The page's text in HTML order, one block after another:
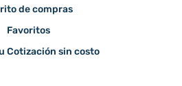
de compras
Favoritos
Cotización sin costo